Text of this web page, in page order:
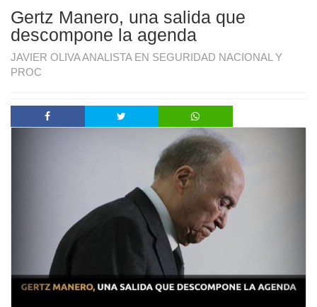
Gertz Manero, una salida que
descompone la agenda
JAVIER OLIVA ANALISTA EN SEGURIDAD NACIONAL Y
PROC